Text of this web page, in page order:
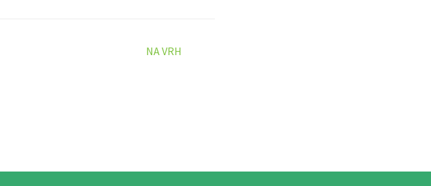
NA VRH